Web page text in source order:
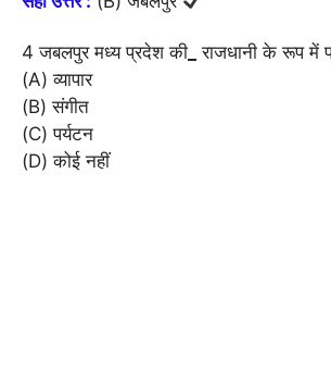
4 जबलपुर मध्य प्रदेश की राजधानी के रूप में
(A) व्यापार
(B) संगीत
(C) पर्यटन
(D) कोई नहीं